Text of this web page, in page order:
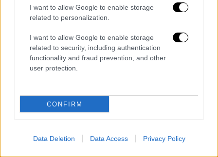
I want to allow Google to enable storage
related to personalization.
I want to allow Google to enable storage
related to security, including authentication
functionality and fraud prevention, and other
user protection.
CONFIRM
Data Deletion Data Access Privacy Policy
του κοινού με τον ρόλο της «Παναγίας» στη
σειρά του Τζεφιρέλι, «Ο Ιησούς από την
Ναζαρέτ»